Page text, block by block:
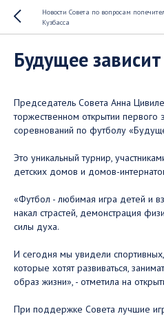
Новости Совета по вопросам
Кузбасса
Будущее
Председатель Совета Анна
торжественном открытии первого
соревнований по футболу
Это уникальный турнир,
детских домов и домов-
«Футбол - любимая игра детей и
накал страстей, демонстрация
силы духа. ⠀
И сегодня мы увидели
которые хотят развиваться,
образ жизни», - отметила на
При поддержке Совета лучшие